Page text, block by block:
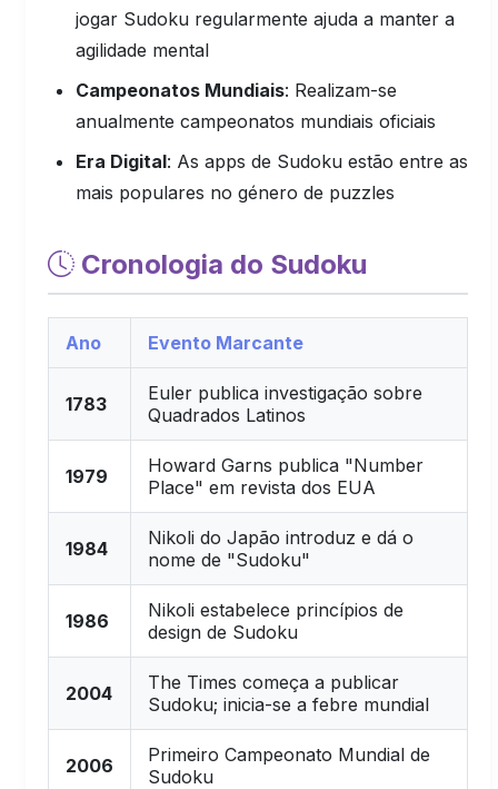
jogar Sudoku regularmente ajuda a manter a
agilidade mental
Campeonatos Mundiais: Realizam-se
anualmente campeonatos mundiais oficiais
Era Digital: As apps de Sudoku estão entre as
mais populares no género de puzzles
Cronologia do Sudoku
Ano Evento Marcante
1783
Euler publica investigação sobre
Quadrados Latinos
1979
Howard Garns publica "Number
Place" em revista dos EUA
1984
Nikoli do Japão introduz e dá o
nome de "Sudoku"
1986
Nikoli estabelece princípios de
design de Sudoku
2004
The Times começa a publicar
Sudoku; inicia-se a febre mundial
2006
Primeiro Campeonato Mundial de
Sudoku